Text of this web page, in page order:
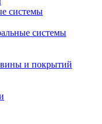
системы
системы
и покрытий